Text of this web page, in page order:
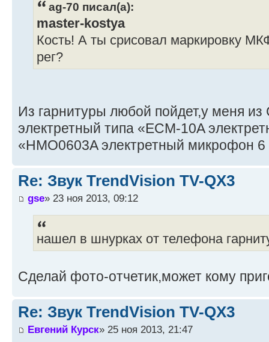
ag-70 писал(а):
master-kostya
Кость! А ты срисовал маркировку
рег?
Из гарнитуры любой пойдет,у меня
электретный типа «ECM-10A
«HMO0603A электретный микрофон
Re: Звук TrendVision TV-QX3
gse» 23 ноя 2013, 09:12
нашел в шнурках от телефона
Сделай фото-отчетик,может кому
Re: Звук TrendVision TV-QX3
Евгений Курск» 25 ноя 2013, 21:47